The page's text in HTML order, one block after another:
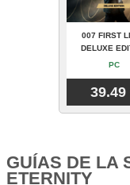
007 FIRST
DELUXE
PC
39.49
GUÍAS DE LA
ETERNITY